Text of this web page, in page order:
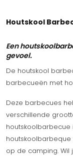
Houtskool
Een
gevoel.
De houtskool
barbecueën met
Deze barbecues
verschillende
houtskoolbarbecue
op de camping.